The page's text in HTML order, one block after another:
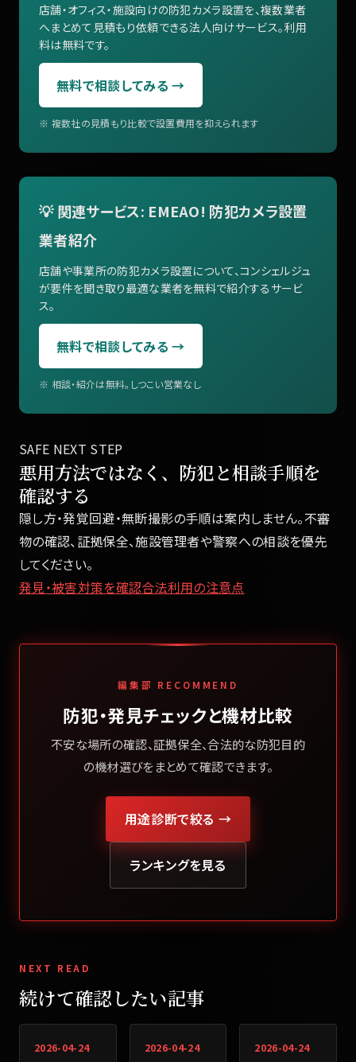
店舗・オフィス・施設向けの防犯カメラ設置を、複数業者
へまとめて見積もり依頼できる法人向けサービス。利用
料は無料です。
無料で相談してみる →
※ 複数社の見積もり比較で設置費用を抑えられます
💡 関連サービス: EMEAO! 防犯カメラ設置
業者紹介
店舗や事業所の防犯カメラ設置について、コンシェルジュ
が要件を聞き取り最適な業者を無料で紹介するサービ
ス。
無料で相談してみる →
※ 相談・紹介は無料。しつこい営業なし
SAFE NEXT STEP
悪用方法ではなく、防犯と相談手順を
確認する
隠し方・発覚回避・無断撮影の手順は案内しません。不審
物の確認、証拠保全、施設管理者や警察への相談を優先
してください。
発見・被害対策を確認合法利用の注意点
編集部 RECOMMEND
防犯・発見チェックと機材比較
不安な場所の確認、証拠保全、合法的な防犯目的
の機材選びをまとめて確認できます。
用途診断で絞る →
ランキングを見る
NEXT READ
続けて確認したい記事
2026-04-24 2026-04-24 2026-04-24